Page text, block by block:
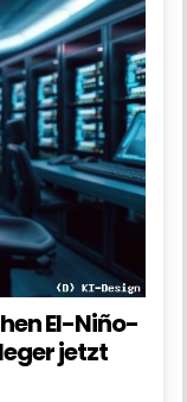
El-Niño-
jetzt